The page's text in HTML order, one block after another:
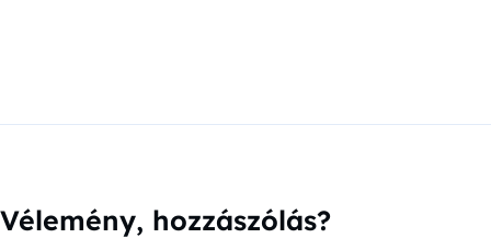
Vélemény, hozzászólás?